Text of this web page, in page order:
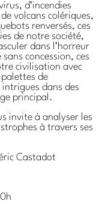
d’incendies
volcans colériques,
renversés, ces
de notre société,
dans l’horreur
concession, ces
civilisation avec
de
intrigues dans des
principal.
invite à analyser les
à travers ses
Castadot